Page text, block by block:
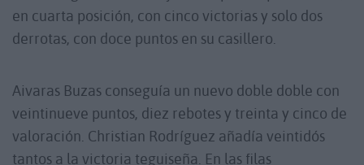
en cuarta posición, con cinco victorias y solo dos
derrotas, con doce puntos en su casillero.
Aivaras Buzas conseguía un nuevo doble doble con
veintinueve puntos, diez rebotes y treinta y cinco de
valoración. Christian Rodríguez añadía veintidós
tantos a la victoria teguiseña. En las filas